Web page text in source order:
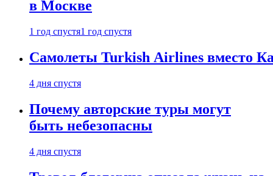
в Москве
1 год спустя1 год спустя
Самолеты Turkish Airlines вместо
4 дня спустя
Почему авторские туры могут
быть небезопасны
4 дня спустя